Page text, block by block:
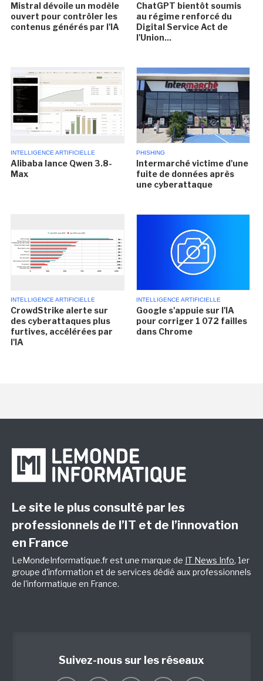
Mistral dévoile un modèle
ouvert pour contrôler les
contenus générés par l'IA
ChatGPT bientôt soumis
au régime renforcé du
Digital Service Act de
l'Union...
INTELLIGENCE ARTIFICIELLE
Alibaba lance Qwen 3.8-
Max
PHISHING
Intermarché victime d'une
fuite de données après
une cyberattaque
INTELLIGENCE ARTIFICIELLE
CrowdStrike alerte sur
des cyberattaques plus
furtives, accélérées par
l'IA
INTELLIGENCE ARTIFICIELLE
Google s'appuie sur l'IA
pour corriger 1 072 failles
dans Chrome
Le site le plus consulté par les
professionnels de l’IT et de l’innovation
en France
LeMondeInformatique.fr est une marque de IT News Info, 1er
groupe d'information et de services dédié aux professionnels
de l'informatique en France.
Suivez-nous sur les réseaux